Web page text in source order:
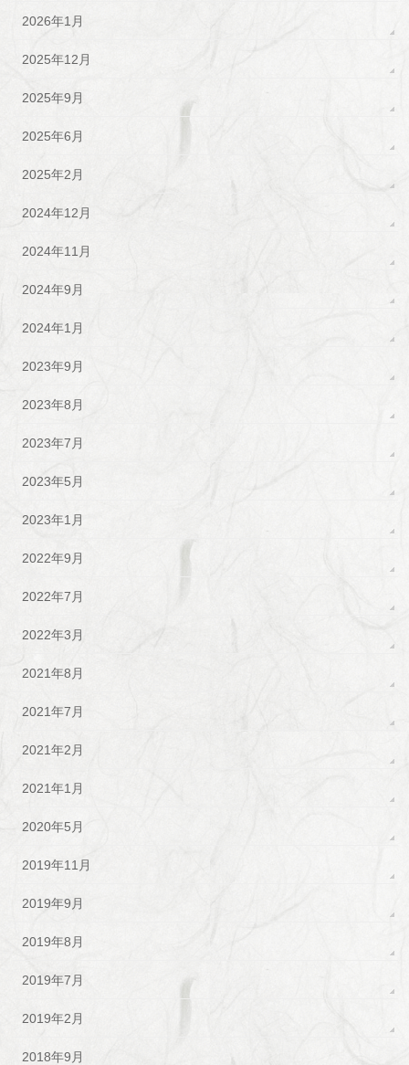
2026年1月
2025年12月
2025年9月
2025年6月
2025年2月
2024年12月
2024年11月
2024年9月
2024年1月
2023年9月
2023年8月
2023年7月
2023年5月
2023年1月
2022年9月
2022年7月
2022年3月
2021年8月
2021年7月
2021年2月
2021年1月
2020年5月
2019年11月
2019年9月
2019年8月
2019年7月
2019年2月
2018年9月